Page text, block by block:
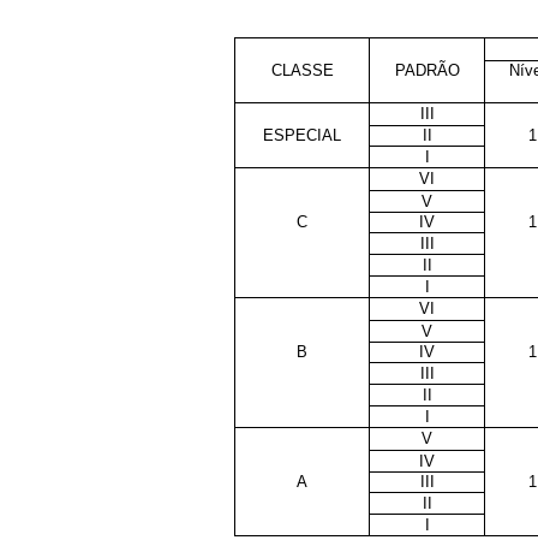
CLASSE PADRÃO
III
ESPECIAL
II
I
VI
V
C
IV
III
II
I
VI
V
B
IV
III
II
I
V
IV
A
III
II
I